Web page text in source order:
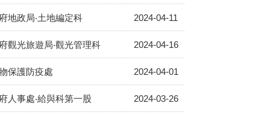
地政局‧土地編定科 2024-04-11
觀光旅遊局‧觀光管理科 2024-04-16
保護防疫處 2024-04-01
人事處‧給與科第一股 2024-03-26